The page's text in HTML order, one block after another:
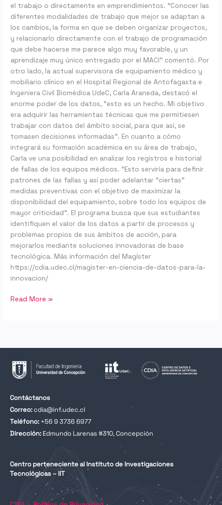
el trabajo o directamente en emprendimientos. “Conocer las
diferentes modalidades de trabajo que mejor se adaptan a
los cambios, la forma en que se deben organizar proyectos,
y relacionarlo directamente con el trabajo de programación
que debe hacerse me parece algo muy favorable, y un
aprendizaje muy único entregado por el MACI” comentó. Por
otro lado, la actual supervisora de equipamiento médico y
mobiliario clínico en el Hospital Regional de Antofagasta e
Ingeniera Civil Biomédica UdeC, Carla Araneda, destacó el
enorme poder de los datos, “esto es un hecho. Mi objetivo
era adquirir las herramientas técnicas que me permitiesen
trabajar con datos del ámbito social, para que así, se
tomasen decisiones informadas”. En cuanto a cómo
integrará su formación académica en su área de trabajo,
Carla ve una posibilidad en analizar los registros e historial
de fallas de los equipos médicos. “Esto serviría para definir
patrones de las fallas y así poder adelantar “ciertas”
medidas preventivas con el objetivo de maximizar la
disponibilidad del equipamiento, sobre todo los equipos de
mayor criticidad”. El programa busca que sus estudiantes
identifiquen el valor de los datos a partir de procesos y
problemas propios de sus ámbitos de acción, para
mejorarlos mediante soluciones innovadoras de base
tecnológica. Más información del Magíster
https://cdia.udec.cl/magister-en-ciencia-de-datos-para-la-
innovacion/
Read More »
Contáctanos
Correo:cdia@inf.udec.cl
Teléfono: +56 9 3736 6977
Dirección: Edmundo Larenas #310, Concepción
Centro perteneciente al Instituto de Investigaciones
Tecnológicas – IIT